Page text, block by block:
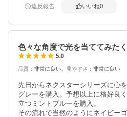
満足しています。
経験が何度かあったので、出来る
して貰いました。
違反報告 いいね0
色々な角度で光を当ててみた
5.0
品質 ： 非常に良い 見やすさ ： 非常に良い
先日からネクスターシリーズに心
グレーを購入。予想以上に格好良
立つミントブルーを購入。
その流れで当然のようにネイビー